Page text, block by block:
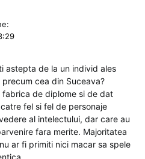
astepta de la un individ ales
cea din Suceava?
de diplome si de dat
fel si fel de personaje
al intelectului, dar care au
fara merite. Majoritatea
ar fi primiti nici macar sa spele